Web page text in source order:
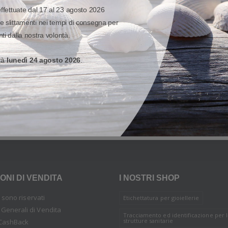
dal 17 al 23 agosto 2026
slittamenti nei tempi di consegna per
dalla nostra volontà.
lunedì 24 agosto 2026.
CBL-NGWT-USBCHG-01 - Zebra Cavo di ricarica/comunicazione USB
146,33 €
Aggiungi al carrello
alla promozioneSnapCashBack
CAVO PER TERMINALE
Prodotto non disponibile.
quotazione.
Partecipa alla promozione
DI VENDITA
sono riservati
di Vendita
I NOSTRI SHOP
Etichettatura per gioiellerie
Tracciamento ed identificazione per
strutture sanitarie